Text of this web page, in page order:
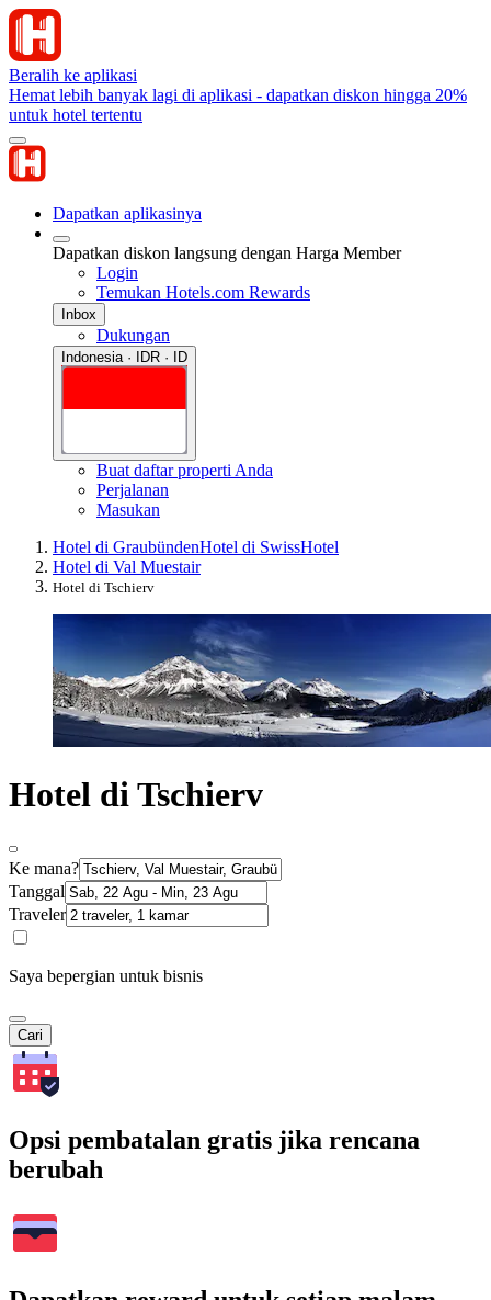
Beralih ke aplikasi
Hemat lebih banyak lagi di aplikasi - dapatkan diskon hingga 20%
untuk hotel tertentu
Dapatkan aplikasinya
Dapatkan diskon langsung dengan Harga Member
Login
Temukan Hotels.com Rewards
Inbox
Dukungan
Indonesia · IDR · ID
Buat daftar properti Anda
Perjalanan
Masukan
Hotel di GraubündenHotel di SwissHotel
Hotel di Val Muestair
Hotel di Tschierv
Hotel di Tschierv
Ke mana?
Tanggal
Traveler
Saya bepergian untuk bisnis
Cari
Opsi pembatalan gratis jika rencana
berubah